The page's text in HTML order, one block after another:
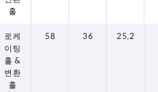
홀
로케
이팅
홀 &
변환
홀
58 36 25,2